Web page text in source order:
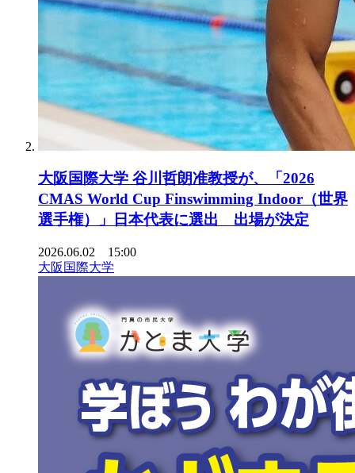
大阪国際大学 谷川哲朗准教授が、「2026
CMAS World Cup Finswimming Indoor（世界
選手権）」日本代表に選出 出場が決定
2026.06.02 15:00
大阪国際大学